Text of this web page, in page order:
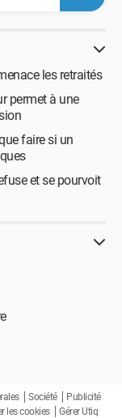
les retraités
permet à une
faire si un
et se pourvoit
Société
Publicité
les cookies Gérer Utiq